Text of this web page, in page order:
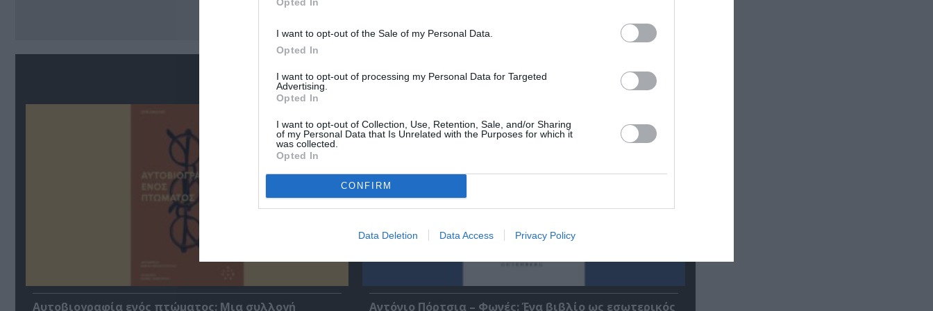
I want to opt-out of the Sale of my Personal Data.
Opted In
I want to opt-out of processing my Personal Data for Targeted
Advertising.
Opted In
I want to opt-out of Collection, Use, Retention, Sale, and/or Sharing
of my Personal Data that Is Unrelated with the Purposes for which it
was collected.
Opted In
CONFIRM
Data Deletion Data Access Privacy Policy
Σχετικά Άρθρα
Αυτοβιογραφία ενός πτώματος: Μια συλλογή Αντόνιο Πόρτσια – Φωνές: Ένα βιβλίο ως εσωτερικός